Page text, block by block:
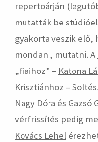
repertoárján
mutatták be
gyakorta veszik elő,
mondani, mutatni. A
„fiaihoz” – Katona
Krisztiánhoz –
Nagy Dóra és Gazsó
vérfrissítés pedig
Kovács Lehel